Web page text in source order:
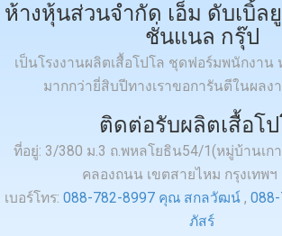
ห้างหุ้นส่วนจำกัด เอ็ม ดับเบิ้ล
ชั่นแนล กรุ๊ป
เป็นโรงงานผลิตเสื้อโปโล ชุดฟอร์มพนักงาน
มากกว่ายี่สิบปีทางเราขอการันตีในผลง
ติดต่อรับผลิตเสื้อโ
ที่อยู่: 3/380 ม.3 ถ.พหลโยธิน54/1(หมู่บ้านเก
คลองถนน เขตสายไหม กรุงเทพฯ
เบอร์โทร: 088-782-8997 คุณ สกลวัฒน์ ,
ภัสร์